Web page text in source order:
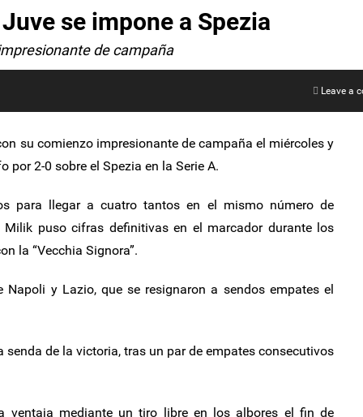
se impone a Spezia
de campaña
Leave a
su comienzo impresionante de campaña el miércoles y
2-0 sobre el Spezia en la Serie A.
para llegar a cuatro tantos en el mismo número de
Milik puso cifras definitivas en el marcador durante los
la “Vecchia Signora”.
y Lazio, que se resignaron a sendos empates el
senda de la victoria, tras un par de empates consecutivos
ventaja mediante un tiro libre en los albores el fin de